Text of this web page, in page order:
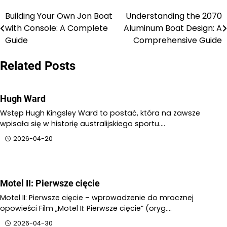
Nawigacja
wpisu
Building Your Own Jon Boat
with Console: A Complete
Guide
Understanding the 2070
Aluminum Boat Design: A
Comprehensive Guide
Related Posts
Hugh Ward
Wstęp Hugh Kingsley Ward to postać, która na zawsze
wpisała się w historię australijskiego sportu.…
2026-04-20
Motel II: Pierwsze cięcie
Motel II: Pierwsze cięcie – wprowadzenie do mrocznej
opowieści Film „Motel II: Pierwsze cięcie” (oryg.…
2026-04-30